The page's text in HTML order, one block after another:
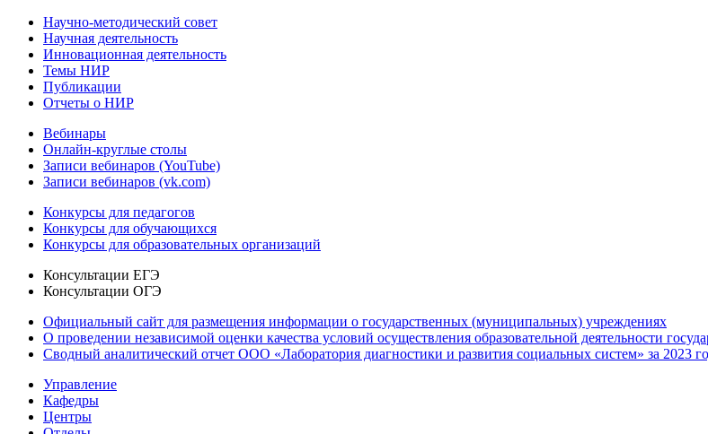
Научно-методический совет
Научная деятельность
Инновационная деятельность
Темы НИР
Публикации
Отчеты о НИР
Вебинары
Онлайн-круглые столы
Записи вебинаров (YouTube)
Записи вебинаров (vk.com)
Конкурсы для педагогов
Конкурсы для обучающихся
Конкурсы для образовательных организаций
Консультации ЕГЭ
Консультации ОГЭ
Официальный сайт для размещения информации о государственных (муниципальных) учреждениях
О проведении независимой оценки качества условий осуществления образовательной деятельности
Сводный аналитический отчет ООО «Лаборатория диагностики и развития социальных систем» за 2023
Управление
Кафедры
Центры